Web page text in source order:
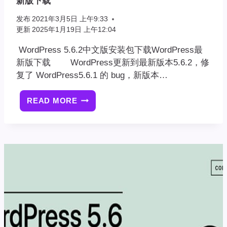
发布 2021年3月5日 上午9:33
更新 2025年1月19日 上午12:04
WordPress 5.6.2中文版安装包下载WordPress最
新版下载 WordPress更新到最新版本5.6.2，修
复了 WordPress5.6.1 的 bug，新版本…
READ MORE WORDPRESS
5.6.2
版
下
WORDPRESS
最